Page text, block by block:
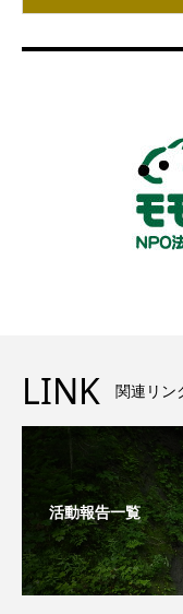
LINK 関連リン
活動報告一覧